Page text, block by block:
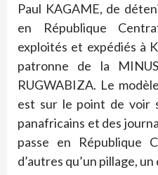
Paul KAGAME, de
en République
exploités et expédiés à
patronne de la
RUGWABIZA. Le
est sur le point de voir
panafricains et des
passe en République
d’autres qu’un pillage,